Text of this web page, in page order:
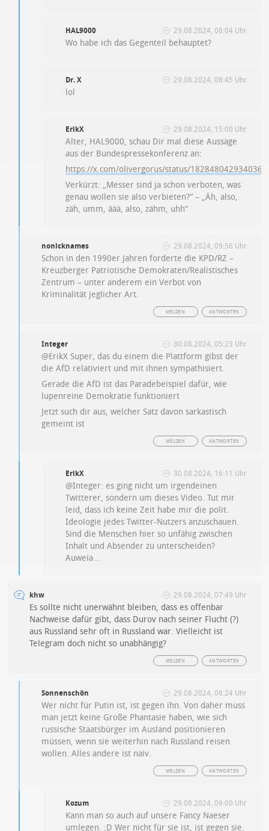
HAL9000 29.08.2024, 08:04 Uhr
Wo habe ich das Gegenteil behauptet?
Dr. X 29.08.2024, 08:45 Uhr
lol
ErikX 29.08.2024, 15:00 Uhr
Alter, HAL9000, schau Dir mal diese Aussage
aus der Bundespressekonferenz an:
https://x.com/olivergorus/status/
Verkürzt: „Messer sind ja schon verboten, was
genau wollen sie also verbieten?“ – „Äh, also,
zäh, umm, äää, also, zähm, uhh“
nonicknames 29.08.2024, 09:56 Uhr
Schon in den 1990er Jahren forderte die KPD/RZ –
Kreuzberger Patriotische Demokraten/Realistisches
Zentrum – unter anderem ein Verbot von
Kriminalität jeglicher Art.
ANTWORTEN
MELDEN
Integer 30.08.2024, 05:23 Uhr
@ErikX Super, das du einem die Plattform gibst der
die AfD relativiert und mit ihnen sympathisiert.
Gerade die AfD ist das Paradebeispiel dafür, wie
lupenreine Demokratie funktioniert
Jetzt such dir aus, welcher Satz davon sarkastisch
gemeint ist
ANTWORTEN
MELDEN
ErikX 30.08.2024, 16:11 Uhr
@Integer: es ging nicht um irgendeinen
Twitterer, sondern um dieses Video. Tut mir
leid, dass ich keine Zeit habe mir die polit.
Ideologie jedes Twitter-Nutzers anzuschauen.
Sind die Menschen hier so unfähig zwischen
Inhalt und Absender zu unterscheiden?
Auweia…
khw 29.08.2024, 07:49 Uhr
Es sollte nicht unerwähnt bleiben, dass es offenbar
Nachweise dafür gibt, dass Durov nach seiner Flucht (?)
aus Russland sehr oft in Russland war. Vielleicht ist
Telegram doch nicht so unabhängig?
ANTWORTEN
MELDEN
Sonnenschön 29.08.2024, 08:24 Uhr
Wer nicht für Putin ist, ist gegen ihn. Von daher muss
man jetzt keine Große Phantasie haben, wie sich
russische Staatsbürger im Ausland positionieren
müssen, wenn sie weiterhin nach Russland reisen
wollen. Alles andere ist naiv.
ANTWORTEN
MELDEN
Kozum 29.08.2024, 09:00 Uhr
Kann man so auch auf unsere Fancy Naeser
umlegen. :D Wer nicht für sie ist, ist gegen sie.